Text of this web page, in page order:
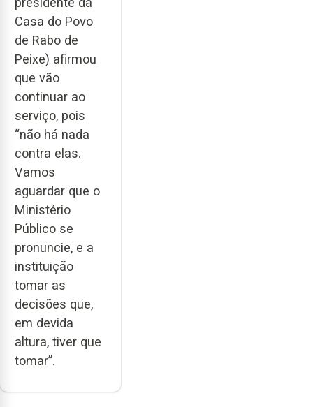
Casa do Povo
de Rabo de
Peixe) afirmou
que vão
continuar ao
serviço, pois
“não há nada
contra elas.
Vamos
aguardar que o
Ministério
Público se
pronuncie, e a
instituição
tomar as
decisões que,
em devida
altura, tiver que
tomar”.